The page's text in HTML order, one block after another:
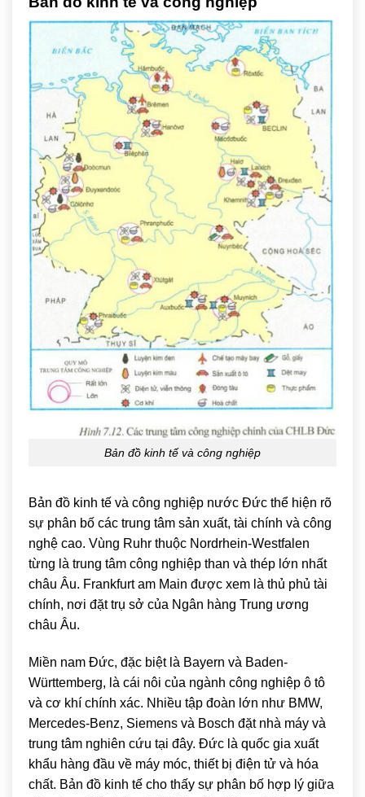
Bản đồ kinh tế và công nghiệp
Bản đồ kinh tế và công nghiệp nước Đức thể hiện rõ
sự phân bố các trung tâm sản xuất, tài chính và công
nghệ cao. Vùng Ruhr thuộc Nordrhein-Westfalen
từng là trung tâm công nghiệp than và thép lớn nhất
châu Âu. Frankfurt am Main được xem là thủ phủ tài
chính, nơi đặt trụ sở của Ngân hàng Trung ương
châu Âu.
Miền nam Đức, đặc biệt là Bayern và Baden-
Württemberg, là cái nôi của ngành công nghiệp ô tô
và cơ khí chính xác. Nhiều tập đoàn lớn như BMW,
Mercedes-Benz, Siemens và Bosch đặt nhà máy và
trung tâm nghiên cứu tại đây. Đức là quốc gia xuất
khẩu hàng đầu về máy móc, thiết bị điện tử và hóa
chất. Bản đồ kinh tế cho thấy sự phân bố hợp lý giữa